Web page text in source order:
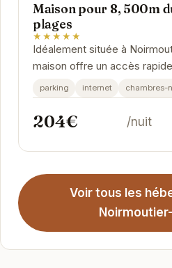
Maison pour 8, 500m
plages
★★★★★
Idéalement située à
maison offre un accès
Avec une capacité d'accueil
parking internet chambres-
204€ /nuit
Voir tous les